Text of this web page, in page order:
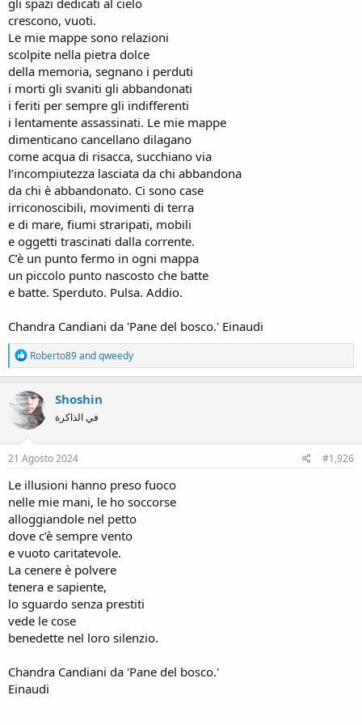
crescono, vuoti.
Le mie mappe sono relazioni
scolpite nella pietra dolce
della memoria, segnano i perduti
i morti gli svaniti gli abbandonati
i feriti per sempre gli indifferenti
i lentamente assassinati. Le mie mappe
dimenticano cancellano dilagano
come acqua di risacca, succhiano via
l’incompiutezza lasciata da chi abbandona
da chi è abbandonato. Ci sono case
irriconoscibili, movimenti di terra
e di mare, fiumi straripati, mobili
e oggetti trascinati dalla corrente.
C’è un punto fermo in ogni mappa
un piccolo punto nascosto che batte
e batte. Sperduto. Pulsa. Addio.
Chandra Candiani da 'Pane del bosco.' Einaudi
R
e
a
c
t
i
o
n
s
Roberto89andqweedy
Shoshin
في الذاكرة
21 Agosto 2024 #1,926
Le illusioni hanno preso fuoco
nelle mie mani, le ho soccorse
alloggiandole nel petto
dove c’è sempre vento
e vuoto caritatevole.
La cenere è polvere
tenera e sapiente,
lo sguardo senza prestiti
vede le cose
benedette nel loro silenzio.
Chandra Candiani da 'Pane del bosco.'
Einaudi